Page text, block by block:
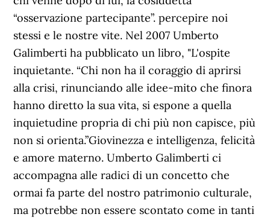
“osservazione partecipante”. percepire noi
stessi e le nostre vite. Nel 2007 Umberto
Galimberti ha pubblicato un libro, "L'ospite
inquietante. “Chi non ha il coraggio di aprirsi
alla crisi, rinunciando alle idee-mito che finora
hanno diretto la sua vita, si espone a quella
inquietudine propria di chi più non capisce, più
non si orienta.”Giovinezza e intelligenza, felicità
e amore materno. Umberto Galimberti ci
accompagna alle radici di un concetto che
ormai fa parte del nostro patrimonio culturale,
ma potrebbe non essere scontato come in tanti